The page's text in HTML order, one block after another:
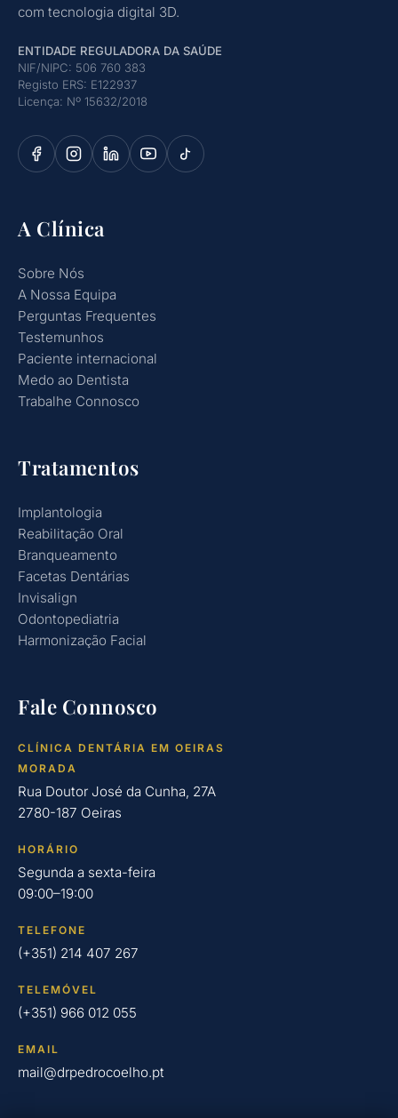
com tecnologia digital 3D.
ENTIDADE REGULADORA DA SAÚDE
NIF/NIPC: 506 760 383
Registo ERS: E122937
Licença: Nº 15632/2018
A Clínica
Sobre Nós
A Nossa Equipa
Perguntas Frequentes
Testemunhos
Paciente internacional
Medo ao Dentista
Trabalhe Connosco
Tratamentos
Implantologia
Reabilitação Oral
Branqueamento
Facetas Dentárias
Invisalign
Odontopediatria
Harmonização Facial
Fale Connosco
CLÍNICA DENTÁRIA EM OEIRAS
MORADA
Rua Doutor José da Cunha, 27A
2780-187 Oeiras
HORÁRIO
Segunda a sexta-feira
09:00–19:00
TELEFONE
(+351) 214 407 267
TELEMÓVEL
(+351) 966 012 055
EMAIL
mail@drpedrocoelho.pt